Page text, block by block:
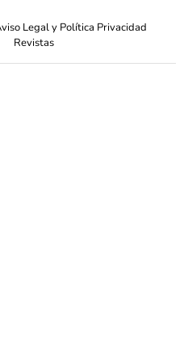
Legal y Política Privacidad
Revistas